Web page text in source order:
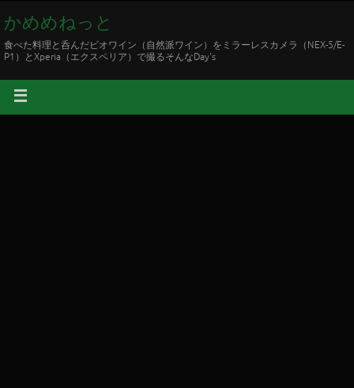
かめめねっと
食べた料理と呑んだビオワイン（自然派ワイン）をミラーレスカメラ（NEX-5/E-
P1）とXperia（エクスペリア）で撮るそんなDay's